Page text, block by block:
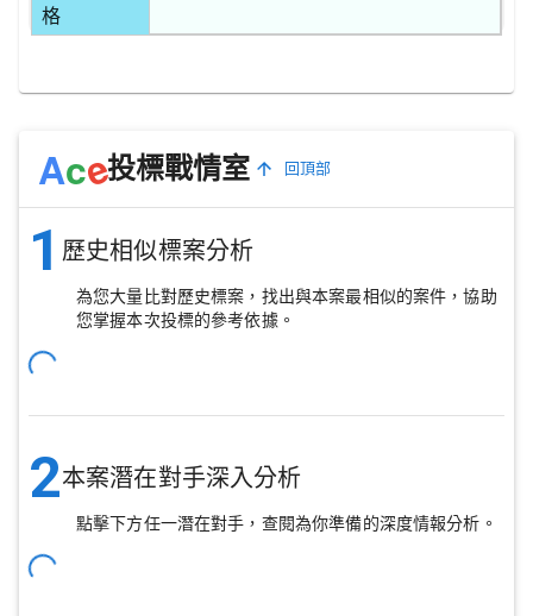
格
Ace投標戰情室 回頂部
1 歷史相似標案分析
為您大量比對歷史標案，找出與本案最相似的案件，協助
您掌握本次投標的參考依據。
2本案潛在對手深入分析
點擊下方任一潛在對手，查閱為你準備的深度情報分析。